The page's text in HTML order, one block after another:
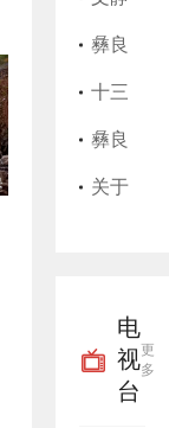
彝良
县实
行高
龄津
业证
书遗
失作
废声
5年上
半年
征兵
公告
莲护
士执
业证
书遗
​彝良
县艺
思美
发店
证过
期作
十三
届彝
良县
巡察
完成
彝良
县粮
备有
限责
关于
领域
腐败
电
视
台
更
多